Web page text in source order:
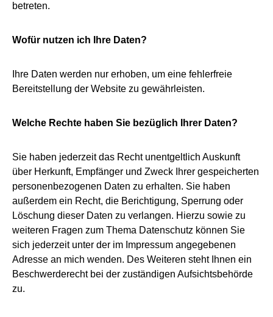
betreten.
Wofür nutzen ich Ihre Daten?
Ihre Daten werden nur erhoben, um eine fehlerfreie
Bereitstellung der Website zu gewährleisten.
Welche Rechte haben Sie bezüglich Ihrer Daten?
Sie haben jederzeit das Recht unentgeltlich Auskunft
über Herkunft, Empfänger und Zweck Ihrer gespeicherten
personenbezogenen Daten zu erhalten. Sie haben
außerdem ein Recht, die Berichtigung, Sperrung oder
Löschung dieser Daten zu verlangen. Hierzu sowie zu
weiteren Fragen zum Thema Datenschutz können Sie
sich jederzeit unter der im Impressum angegebenen
Adresse an mich wenden. Des Weiteren steht Ihnen ein
Beschwerderecht bei der zuständigen Aufsichtsbehörde
zu.